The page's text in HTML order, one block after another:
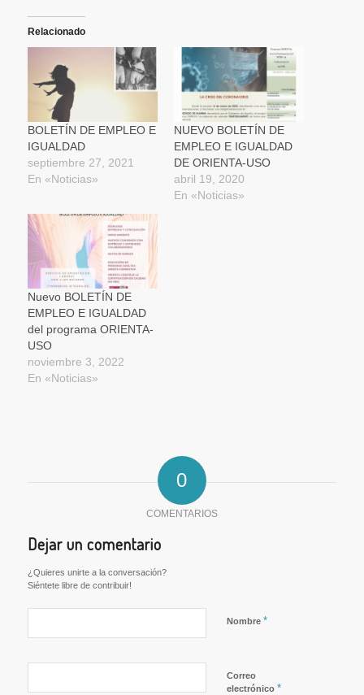
Twitter
(Se
una
ventana
nueva)
ventana
nueva)
en
una
ventana
nueva)
ventana
nueva)
electrónico
a
un
amigo
(Se
abre
en
una
ventana
nueva)
Relacionado
BOLETÍN DE EMPLEO E
IGUALDAD
septiembre 27, 2021
En «Noticias»
NUEVO BOLETÍN DE
EMPLEO E IGUALDAD
DE ORIENTA-USO
abril 19, 2020
En «Noticias»
Nuevo BOLETÍN DE
EMPLEO E IGUALDAD
del programa ORIENTA-
USO
noviembre 3, 2022
En «Noticias»
0
COMENTARIOS
Dejar un comentario
¿Quieres unirte a la conversación?
Siéntete libre de contribuir!
Nombre *
Correo
electrónico *